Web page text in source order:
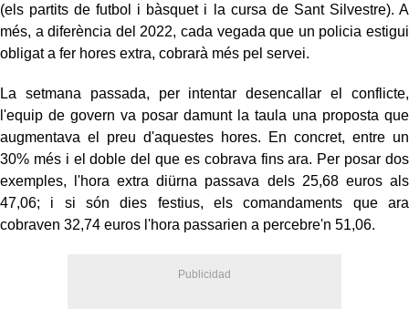
(els partits de futbol i bàsquet i la cursa de Sant Silvestre). A
més, a diferència del 2022, cada vegada que un policia estigui
obligat a fer hores extra, cobrarà més pel servei.
La setmana passada, per intentar desencallar el conflicte,
l'equip de govern va posar damunt la taula una proposta que
augmentava el preu d'aquestes hores. En concret, entre un
30% més i el doble del que es cobrava fins ara. Per posar dos
exemples, l'hora extra diürna passava dels 25,68 euros als
47,06; i si són dies festius, els comandaments que ara
cobraven 32,74 euros l'hora passarien a percebre'n 51,06.